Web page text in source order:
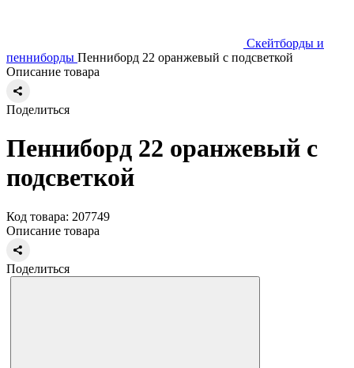
Скейтборды и
пенниборды Пенниборд 22 оранжевый с подсветкой
Описание товара
Поделиться
Пенниборд 22 оранжевый с
подсветкой
Код товара: 207749
Описание товара
Поделиться